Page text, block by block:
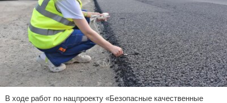
В ходе работ по нацпроекту «Безопасные качественные